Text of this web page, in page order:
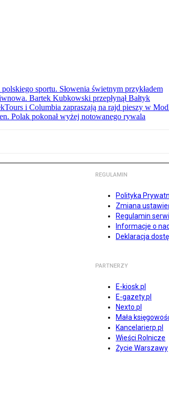
sportu. Słowenia świetnym przykładem
Bartek Kubkowski przepłynął Bałtyk
i Columbia zapraszają na rajd pieszy w
Polak pokonał wyżej notowanego rywala
REGULAMIN
Polityka
Zmiana
Regulamin
Informacje o
Deklaracja
PARTNERZY
E-kiosk.pl
E-gazety.pl
Nexto.pl
Mała
Kancelarierp.pl
Wieści Rolnicze
Życie Warszawy